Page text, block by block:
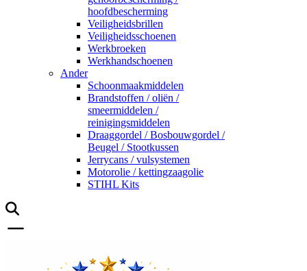
hoofdbescherming
Veiligheidsbrillen
Veiligheidsschoenen
Werkbroeken
Werkhandschoenen
Ander
Schoonmaakmiddelen
Brandstoffen / oliën /
smeermiddelen /
reinigingsmiddelen
Draaggordel / Bosbouwgordel /
Beugel / Stootkussen
Jerrycans / vulsystemen
Motorolie / kettingzaagolie
STIHL Kits